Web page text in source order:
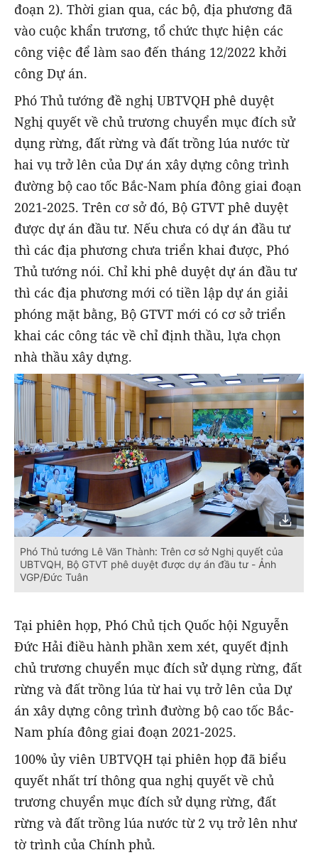
đoạn 2). Thời gian qua, các bộ, địa phương đã
vào cuộc khẩn trương, tổ chức thực hiện các
công việc để làm sao đến tháng 12/2022 khởi
công Dự án.
Phó Thủ tướng đề nghị UBTVQH phê duyệt
Nghị quyết về chủ trương chuyển mục đích sử
dụng rừng, đất rừng và đất trồng lúa nước từ
hai vụ trở lên của Dự án xây dựng công trình
đường bộ cao tốc Bắc-Nam phía đông giai đoạn
2021-2025. Trên cơ sở đó, Bộ GTVT phê duyệt
được dự án đầu tư. Nếu chưa có dự án đầu tư
thì các địa phương chưa triển khai được, Phó
Thủ tướng nói. Chỉ khi phê duyệt dự án đầu tư
thì các địa phương mới có tiền lập dự án giải
phóng mặt bằng, Bộ GTVT mới có cơ sở triển
khai các công tác về chỉ định thầu, lựa chọn
nhà thầu xây dựng.
Phó Thủ tướng Lê Văn Thành: Trên cơ sở Nghị quyết của
UBTVQH, Bộ GTVT phê duyệt được dự án đầu tư - Ảnh
VGP/Đức Tuân
Tại phiên họp, Phó Chủ tịch Quốc hội Nguyễn
Đức Hải điều hành phần xem xét, quyết định
chủ trương chuyển mục đích sử dụng rừng, đất
rừng và đất trồng lúa từ hai vụ trở lên của Dự
án xây dựng công trình đường bộ cao tốc Bắc-
Nam phía đông giai đoạn 2021-2025.
100% ủy viên UBTVQH tại phiên họp đã biểu
quyết nhất trí thông qua nghị quyết về chủ
trương chuyển mục đích sử dụng rừng, đất
rừng và đất trồng lúa nước từ 2 vụ trở lên như
tờ trình của Chính phủ.